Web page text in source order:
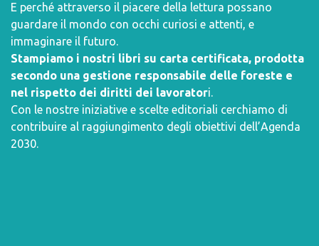
E perché attraverso il piacere della lettura possano
guardare il mondo con occhi curiosi e attenti, e
immaginare il futuro.
Stampiamo i nostri libri su carta certificata, prodotta
secondo una gestione responsabile delle foreste e
nel rispetto dei diritti dei lavoratori.
Con le nostre iniziative e scelte editoriali cerchiamo di
contribuire al raggiungimento degli obiettivi dell’Agenda
2030.